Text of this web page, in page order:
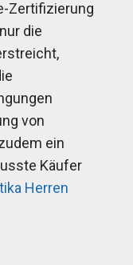
Zertifizierung
die
von
ein
Käufer
Herren